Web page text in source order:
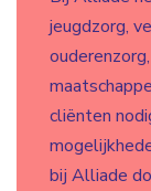
jeugdzorg,
cliënten
bij Alliade